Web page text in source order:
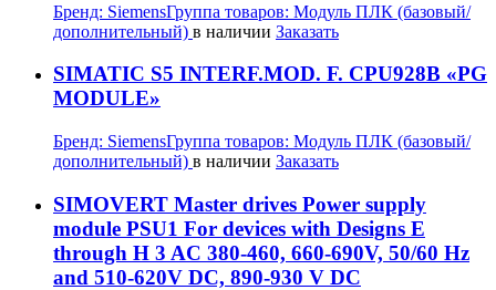
Бренд: SiemensГруппа товаров: Модуль ПЛК (базовый/
дополнительный) в наличии Заказать
SIMATIC S5 INTERF.MOD. F. CPU928B «PG
MODULE»
Бренд: SiemensГруппа товаров: Модуль ПЛК (базовый/
дополнительный) в наличии Заказать
SIMOVERT Master drives Power supply
module PSU1 For devices with Designs E
through H 3 AC 380-460, 660-690V, 50/60 Hz
and 510-620V DC, 890-930 V DC